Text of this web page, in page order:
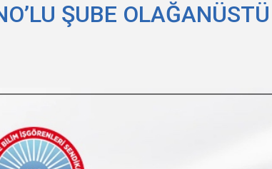
ŞUBE OLAĞANÜSTÜ